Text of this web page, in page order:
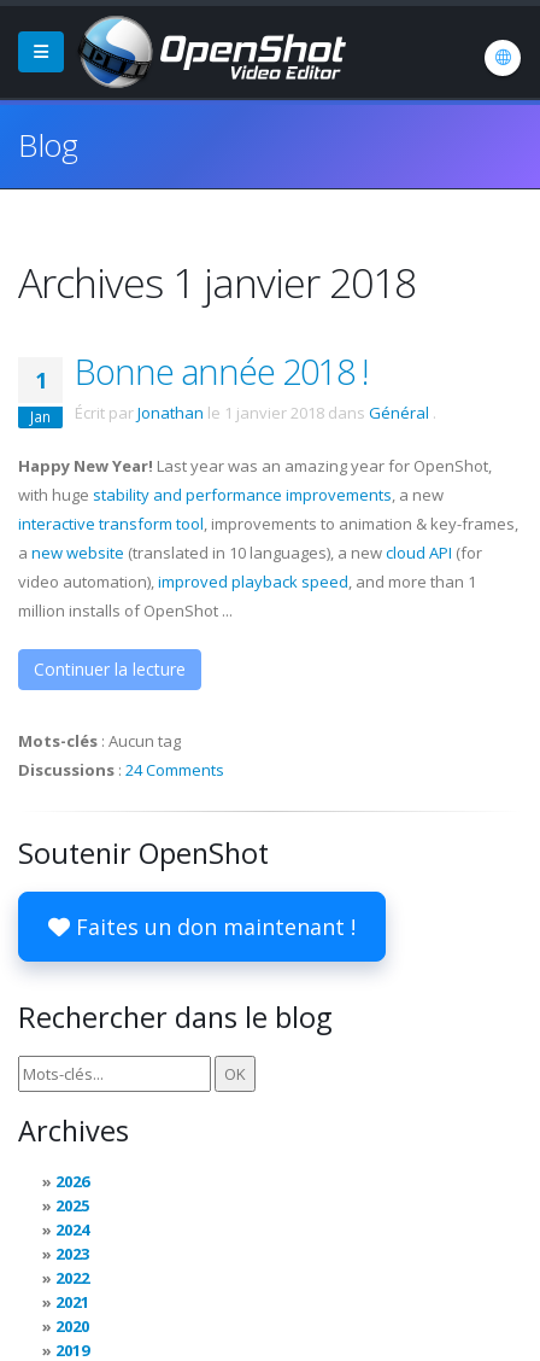
Blog
Archives 1 janvier 2018
1
Jan
Bonne année 2018 !
Écrit parJonathan le 1 janvier 2018 dans Général .
Happy New Year! Last year was an amazing year for OpenShot,
with huge stability and performance improvements, a new
interactive transform tool, improvements to animation & key-frames,
a new website (translated in 10 languages), a newcloud API (for
video automation),improved playback speed, and more than 1
million installs of OpenShot ...
Continuer la lecture
Mots-clés : Aucun tag
Discussions : 24 Comments
Soutenir OpenShot
Faites un don maintenant !
Rechercher dans le blog
Archives
2026
2025
2024
2023
2022
2021
2020
2019